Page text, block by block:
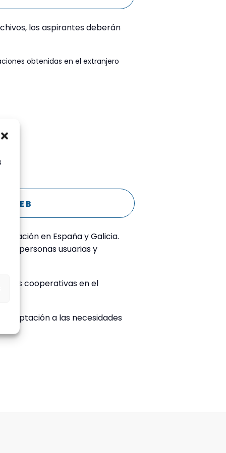
los aspirantes deberán
obtenidas en el extranjero
B
en España y Galicia.
personas usuarias y
cooperativas en el
adaptación a las necesidades